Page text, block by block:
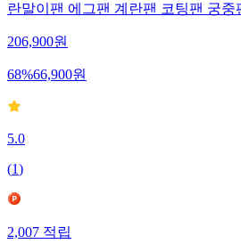
란말이팬 에그팬 계란팬 코팅팬 궁중
206,900원
68%66,900원
5.0
(1)
2,007 적립